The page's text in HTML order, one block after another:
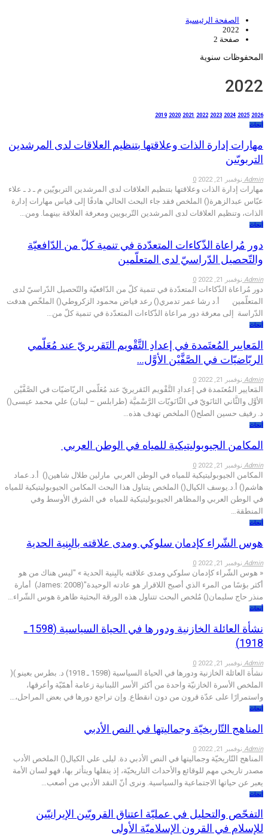
الصفحة الرئيسية
2022
صفحة 2
المحفوظات سنوية
2022
2026
2025
2024
2023
2022
2021
2020
2019
أبحاث
مهارات إدارة الذات وعلاقتها بتنظيم العلاقات لدى المرشدين
التربويّين
Admin نوفمبر 21, 2022 0
مهارات إدارة الذات وعلاقتها بتنظيم العلاقات لدى المرشدين التربويّين م ـ د ـ علاء
عبّاس عبدالزهرة() الملخص فقد جاء البحث الحالي هادفًا إلى قياس مهارات إدارة
الذات، وتنظيم العلاقات لدى المرشدين التّربويين ومعرفة العلاقة بينهما. ومن…
أبحاث
دور مُراعاة الذّكاءات المتعدّدة في تنمية كلّ من الدّافعيّة
والتّحصيل الدّراسيّ لدى المتعلّمين
Admin نوفمبر 21, 2022 0
دور مُراعاة الذّكاءات المتعدّدة في تنمية كلّ من الدّافعيّة والتّحصيل الدّراسيّ لدى
المتعلّمين أ.د رشا عمر تدمري() رعد فياض محمود الزكروطي() الملخّص هدفت
الدّراسة إلى معرفة دور مراعاة الذّكاءات المتعدّدة في تنمية كلّ من…
أبحاث
المَعايير المُعتَمدة في إعدادِ التَّقْويم التَقريريّ عند مُعَلّمي
الريّاضيّات في الصَّفَّيْن الأوَّل…
Admin نوفمبر 21, 2022 0
المَعايير المُعتَمدة في إعدادِ التَّقْويم التَقريريّ عند مُعَلّمي الريّاضيّات في الصَّفَّيْن
الأوَّل والثَّاني الثانَويّ في الثّانَويّات الرَّسْميَّة (طرابلس – لبنان) علي محمد عيسى()
د. رفيف حسين الصلح() الملخص تهدف هذه…
أبحاث
المكامن الجيوبوليتيكية للمياه في الوطن العربي
Admin نوفمبر 21, 2022 0
المكامن الجيوبوليتيكية للمياه في الوطن العربي مارلين طلال شاهين() أ.د.عماد
هاشم() أ.د.يوسف الكيال() الملخص يتناول هذا البحث المكامن الجيوبوليتيكية للمياه
في الوطن العربي والمظاهر الجيوبوليتيكية للمياه في الشرق الأوسط وفي
المنطقة…
أبحاث
هوس الشّراء كإدمان سلوكي ومدى علاقته بالبِنية الحدية
Admin نوفمبر 21, 2022 0
« هوس الشّراء كإدمان سلوكي ومدى علاقته بالبِنية الحدية » "ليس هناك من هو
أكثر بؤسًا من المرء الذي أصبح اللاقرار هو عادته الوحيدة"(James: 2008) أمارة
منذر حاج سليمان() مُلخص البحث تتناول هذه الورقة البحثية ظاهرة هوس الشّراء…
أبحاث
نشأة العائلة الخازنية ودورها في الحياة السياسية (1598 ـ
1918)
Admin نوفمبر 21, 2022 0
نشأة العائلة الخازنية ودورها في الحياة السياسية (1598 ـ 1918) د. بطرس بعينو )(
الملخص الأسرة الخازنيّة واحدة من أكثر الأسر اللبنانية زعامة أهمّيّة وأعرقها،
واستمرارًا على عدّة قرون من دون انقطاع. وإن تراجع دورها في بعض المراحل،…
أبحاث
المناهج التّاريخيّة وجماليتها في النص الأدبي
Admin نوفمبر 21, 2022 0
المناهج التّاريخيّة وجماليتها في النص الأدبي دة. ليلى علي الكيال() الملخص الأدب
مصدر تاريخي مهم للوقائع والأحداث التاريخيّة، إذ ينقلها ويتأثر بها، فهو لسان الأمة
يعبر عن حياتها الاجتماعية والسياسية. ونرى أنّ النقد الأدبي من أصعب…
أبحاث
التفحّص والتحلیل في عمليّة اعتناق القرويّين الإيرانيّين
للإسلام في القرون الإسلاميّة الأولى